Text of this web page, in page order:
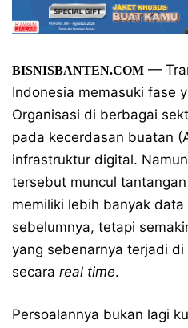
BISNISBANTEN.COM —
Indonesia memasuki fase
Organisasi di berbagai
pada kecerdasan buatan
infrastruktur digital.
tersebut muncul
memiliki lebih banyak
sebelumnya, tetapi
yang sebenarnya terjadi di
secara real time.
Persoalannya bukan lagi